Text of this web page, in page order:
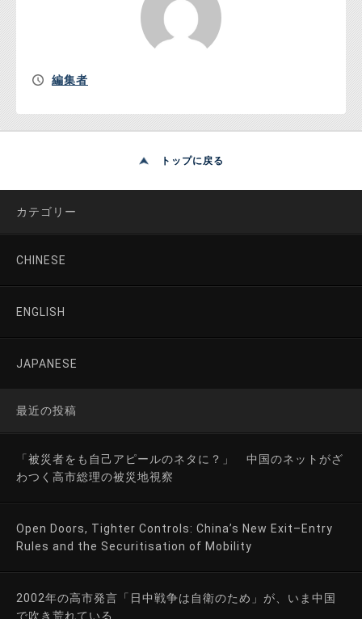
編集者
トップに戻る
カテゴリー
CHINESE
ENGLISH
JAPANESE
最近の投稿
「被災者をも自己アピールのネタに？」 中国のネットがざ
わつく高市総理の被災地視察
Open Doors, Tighter Controls: China’s New Exit–Entry
Rules and the Securitisation of Mobility
2002年の高市発言「日中戦争は自衛のため」が、いま中国
で吹き荒れている